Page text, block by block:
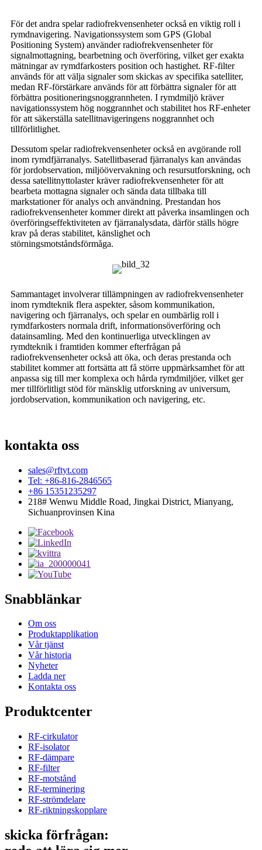
För det andra spelar radiofrekvensenheter också en viktig roll i
rymdnavigering. Navigationssystem som GPS (Global
Positioning System) använder radiofrekvensenheter för
signalmottagning, bearbetning och överföring, vilket ger exakta
mätningar av rymdfarkosters position och hastighet. RF-filter
används för att välja signaler som skickas av specifika satelliter,
medan RF-förstärkare används för att förbättra signaler för att
förbättra positioneringsnoggrannheten. I rymdmiljö kräver
navigationssystem hög noggrannhet och stabilitet hos RF-enheter
för att säkerställa satellitnavigeringens noggrannhet och
tillförlitlighet.
Dessutom spelar radiofrekvensenheter också en avgörande roll
inom rymdfjärranalys. Satellitbaserad fjärranalys kan användas
för jordobservation, miljöövervakning och resursutforskning, och
dessa satellitnyttolaster kräver radiofrekvensenheter för att
bearbeta mottagna signaler och sända data tillbaka till
markstationer för analys och användning. Prestandan hos
radiofrekvensenheter kommer direkt att påverka insamlingen och
överföringseffektiviteten av fjärranalysdata, därför ställs högre
krav på deras stabilitet, känslighet och
störningsmotståndsförmåga.
Sammantaget involverar tillämpningen av radiofrekvensenheter
inom rymdteknik flera aspekter, såsom kommunikation,
navigering och fjärranalys, och spelar en oumbärlig roll i
rymdfarkosters normala drift, informationsöverföring och
datainsamling. Med den kontinuerliga utvecklingen av
rymdteknik i framtiden kommer efterfrågan på
radiofrekvensenheter också att öka, och deras prestanda och
stabilitet kommer att fortsätta att få större uppmärksamhet för att
anpassa sig till mer komplexa och hårda rymdmiljöer, vilket ger
mer tillförlitligt stöd för mänsklig utforskning av universum,
jordobservation, kommunikation och navigering, etc.
kontakta oss
sales@rftyt.com
Tel: +86-816-2846565
+86 15351235297
218# Wenwu Middle Road, Jingkai District, Mianyang,
Sichuanprovinsen Kina
Snabblänkar
Om oss
Produktapplikation
Vår tjänst
Vår historia
Nyheter
Ladda ner
Kontakta oss
Produktcenter
RF-cirkulator
RF-isolator
RF-dämpare
RF-filter
RF-motstånd
RF-terminering
RF-strömdelare
RF-riktningskopplare
skicka förfrågan: